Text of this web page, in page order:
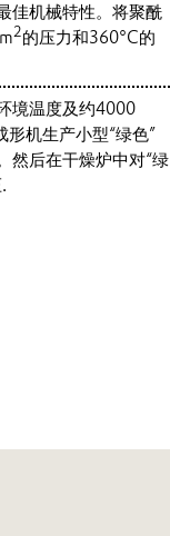
佳机械特性。将聚酰
2的压力和360°C的
境温度及约4000
机生产小型“绿色”
然后在干燥炉中对“绿